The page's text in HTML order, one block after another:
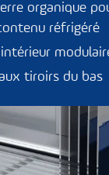
organique
réfrigéré
tiroirs du bas